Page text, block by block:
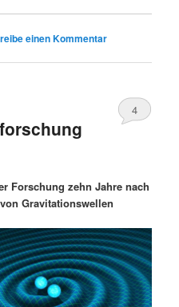
einen Kommentar
4
Forschung zehn Jahre nach
Gravitationswellen